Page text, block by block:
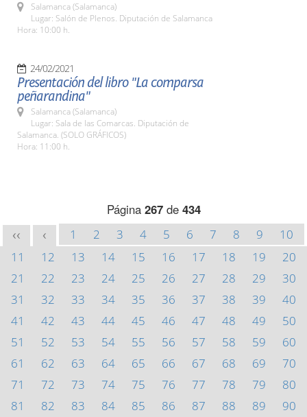
Salamanca (Salamanca)
Lugar: Salón de Plenos. Diputación de Salamanca
Hora: 10:00 h.
24/02/2021
Presentación del libro "La comparsa
peñarandina"
Salamanca (Salamanca)
Lugar: Sala de las Comarcas. Diputación de
Salamanca. (SOLO GRÁFICOS)
Hora: 11:00 h.
Página 267de 434
<< < 1 2 3 4 5 6 7 8 9
10
11
12 13 14 15 16 17 18 19
20
21
22 23 24 25 26 27 28 29
30
31
32 33 34 35 36 37 38 39
40
41
42 43 44 45 46 47 48 49
50
51
52 53 54 55 56 57 58 59
60
61
62 63 64 65 66 67 68 69
70
71
72 73 74 75 76 77 78 79
80
81
82 83 84 85 86 87 88 89
90